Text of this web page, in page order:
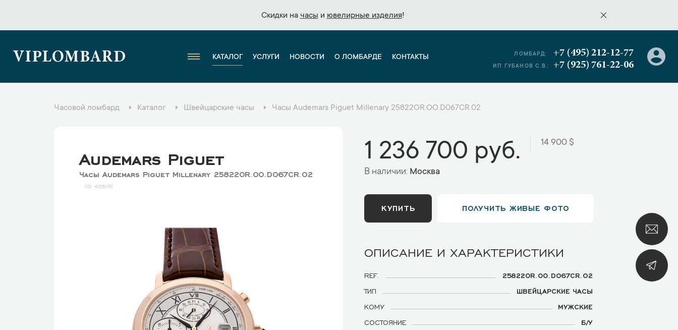
Скидки на часы и ювелирные изделия!
Скидки на часы и ювелирные изделия!
VIPLOMBARD КАТАЛОГ УСЛУГИ НОВОСТИ О ЛОМБАРДЕ КОНТАКТЫ ЛОМБАРД: +7 (495) 212-12-77
ИП ГУБАНОВ С.В.: +7 (925) 761-22-06
Часовой ломбард Каталог Швейцарские часы Часы Audemars Piguet Millenary 25822OR.OO.D067CR.02
Audemars Piguet
Часы Audemars Piguet Millenary 25822OR.OO.D067CR.02
42815
1 236 700 руб. 14 900 $
В наличии: Москва
КУПИТЬ ПОЛУЧИТЬ ЖИВЫЕ ФОТО
ОПИСАНИЕ И ХАРАКТЕРИСТИКИ
REF.
25822OR.OO.D067CR.02
ТИП
ШВЕЙЦАРСКИЕ ЧАСЫ
КОМУ
МУЖСКИЕ
СОСТОЯНИЕ
Б/У